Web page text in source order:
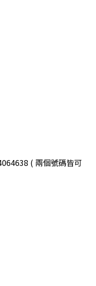
( 兩個號碼皆可